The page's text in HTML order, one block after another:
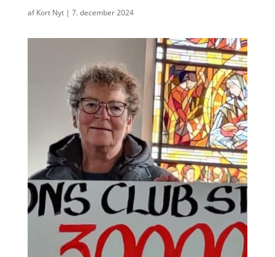
afKort Nyt| 7. december 2024